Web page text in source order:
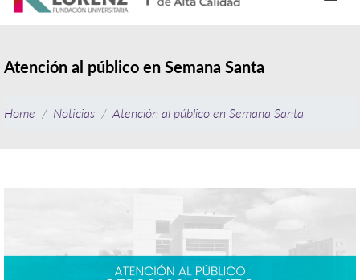
Atención al público en Semana Santa
Home Noticias Atención al público en Semana Santa